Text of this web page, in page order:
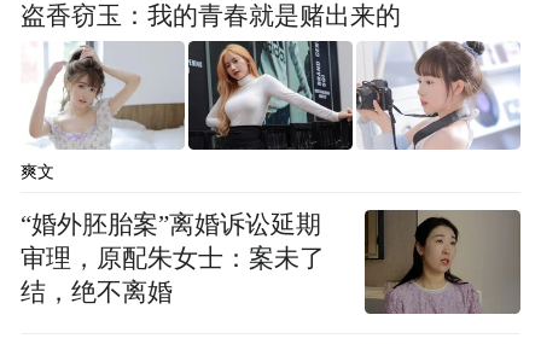
理想很丰满，现实很骨感。开业初期，客人
寥寥。夫妻俩每天起早贪黑，凌晨去买菜，
上午熬高汤，中午守店，晚上复盘。压力大
时，彼此打气：“味道对了，人就会来。”
盗香窃玉：我的青春就是赌出来的
爽文
“婚外胚胎案”离婚诉讼延期
审理，原配朱女士：案未了
结，绝不离婚